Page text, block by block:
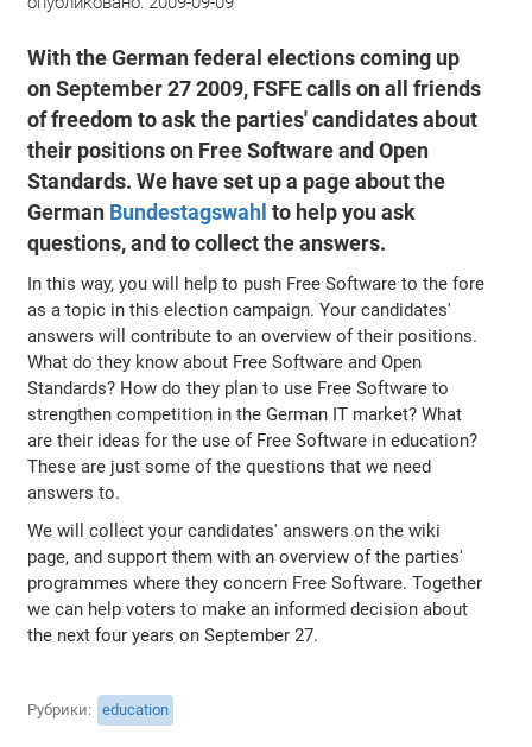
With the German federal elections coming up
on September 27 2009, FSFE calls on all friends
of freedom to ask the parties' candidates about
their positions on Free Software and Open
Standards. We have set up a page about the
German Bundestagswahl to help you ask
questions, and to collect the answers.
In this way, you will help to push Free Software to the fore
as a topic in this election campaign. Your candidates'
answers will contribute to an overview of their positions.
What do they know about Free Software and Open
Standards? How do they plan to use Free Software to
strengthen competition in the German IT market? What
are their ideas for the use of Free Software in education?
These are just some of the questions that we need
answers to.
We will collect your candidates' answers on the wiki
page, and support them with an overview of the parties'
programmes where they concern Free Software. Together
we can help voters to make an informed decision about
the next four years on September 27.
Рубрики education